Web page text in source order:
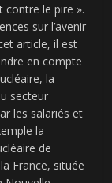
contre le pire ».
sur l’avenir
article, il est
en compte
la
secteur
les salariés et
la
de
France, située